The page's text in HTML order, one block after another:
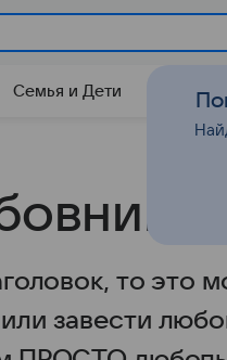
Семья и Дети
то это
завести